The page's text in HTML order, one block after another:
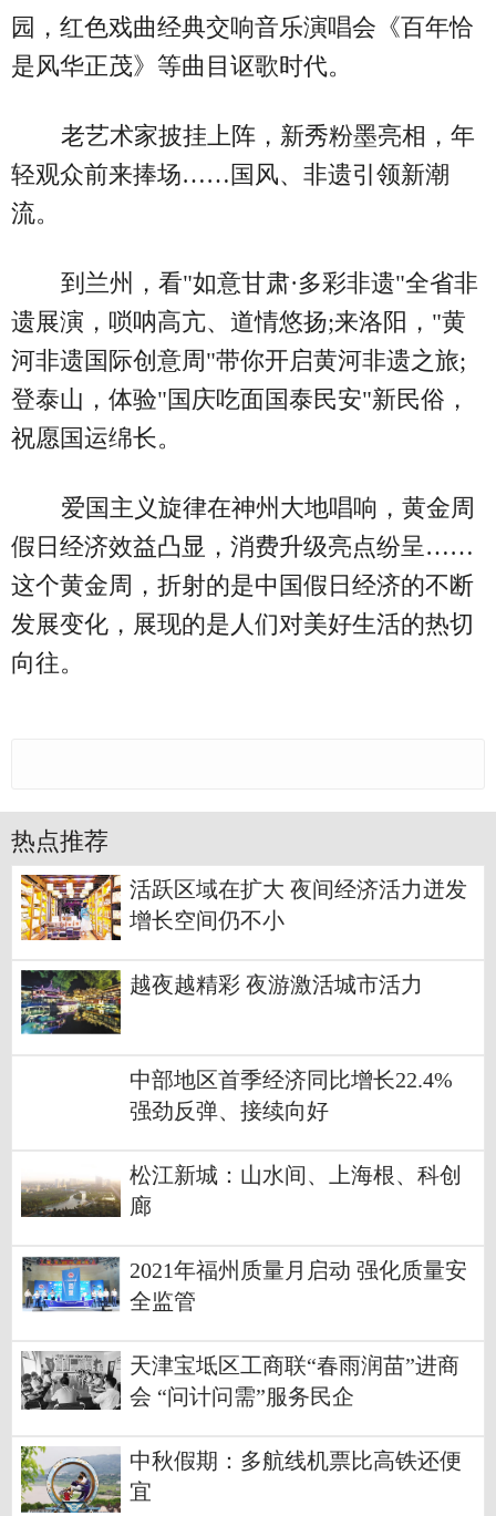
园，红色戏曲经典交响音乐演唱会《百年恰
是风华正茂》等曲目讴歌时代。
老艺术家披挂上阵，新秀粉墨亮相，年
轻观众前来捧场……国风、非遗引领新潮
流。
到兰州，看"如意甘肃·多彩非遗"全省非
遗展演，唢呐高亢、道情悠扬;来洛阳，"黄
河非遗国际创意周"带你开启黄河非遗之旅;
登泰山，体验"国庆吃面国泰民安"新民俗，
祝愿国运绵长。
爱国主义旋律在神州大地唱响，黄金周
假日经济效益凸显，消费升级亮点纷呈……
这个黄金周，折射的是中国假日经济的不断
发展变化，展现的是人们对美好生活的热切
向往。
热点推荐
活跃区域在扩大 夜间经济活力迸发
增长空间仍不小
越夜越精彩 夜游激活城市活力
中部地区首季经济同比增长22.4%
强劲反弹、接续向好
松江新城：山水间、上海根、科创
廊
2021年福州质量月启动 强化质量安
全监管
天津宝坻区工商联“春雨润苗”进商
会 “问计问需”服务民企
中秋假期：多航线机票比高铁还便
宜